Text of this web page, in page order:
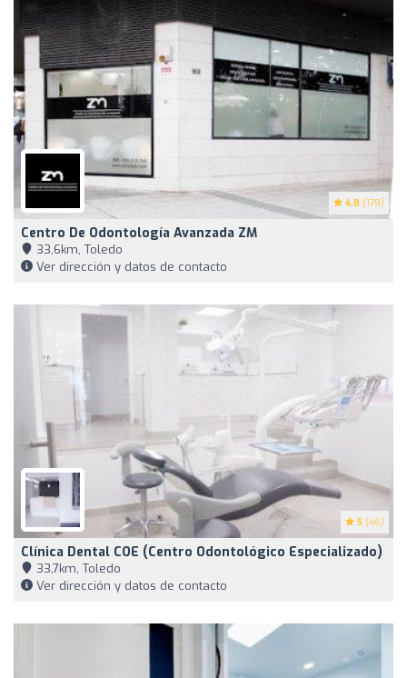
4.8 (179)
Centro De Odontología Avanzada ZM
33,6km, Toledo
Ver dirección y datos de contacto
5 (46)
Clínica Dental COE (Centro Odontológico Especializado)
33,7km, Toledo
Ver dirección y datos de contacto